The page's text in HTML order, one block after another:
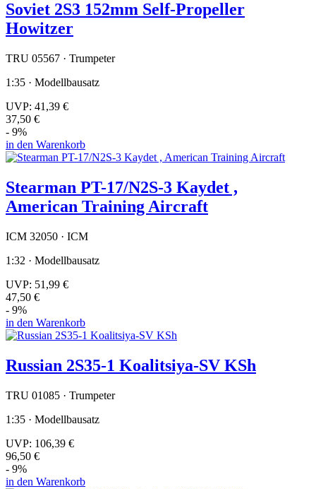
Soviet 2S3 152mm Self-Propeller
Howitzer
TRU 05567 · Trumpeter
1:35 · Modellbausatz
UVP: 41,39 €
37,50 €
- 9%
in den Warenkorb
Stearman PT-17/N2S-3 Kaydet ,
American Training Aircraft
ICM 32050 · ICM
1:32 · Modellbausatz
UVP: 51,99 €
47,50 €
- 9%
in den Warenkorb
Russian 2S35-1 Koalitsiya-SV KSh
TRU 01085 · Trumpeter
1:35 · Modellbausatz
UVP: 106,39 €
96,50 €
- 9%
in den Warenkorb